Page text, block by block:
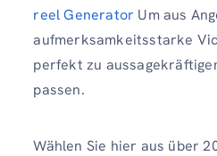
reel Generator Um aus
aufmerksamkeitsstarke
perfekt zu
passen.
Wählen Sie hier aus über